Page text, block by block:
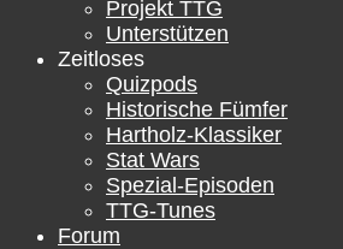
Projekt TTG
Unterstützen
Zeitloses
Quizpods
Historische Fümfer
Hartholz-Klassiker
Stat Wars
Spezial-Episoden
TTG-Tunes
Forum